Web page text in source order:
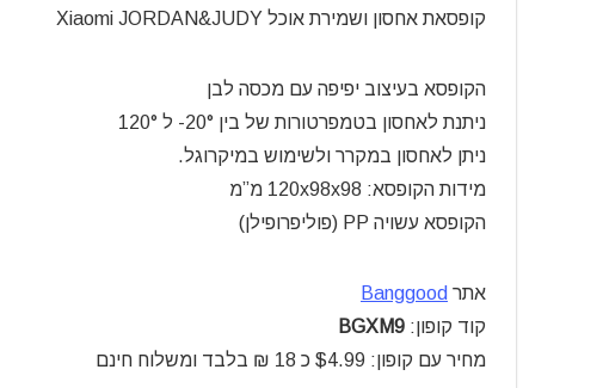
קופסאת אחסון ושמירת אוכל Xiaomi JORDAN&JUDY
הקופסא בעיצוב יפיפה עם מכסה לבן
ניתנת לאחסון בטמפרטורות של בין 20°- ל 120°
ניתן לאחסון במקרר ולשימוש במיקרוגל.
מידות הקופסא: 120x98x98 מ”מ
הקופסא עשויה PP (פוליפרופילן)
אתר Banggood
קוד קופון: BGXM9
מחיר עם קופון: $4.99 כ 18 ₪ בלבד ומשלוח חינם